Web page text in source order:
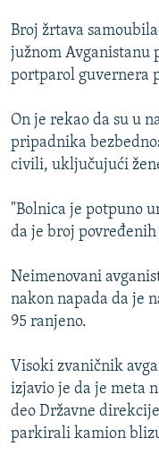
TV LIBERTY
POST SCRIPTUM
MOJA EVROPA
TRI DECENIJE OD RATA U
SVE KARTE DEJTONA
NASTANAK I RASPAD
Sve RFE/RL
Broj žrtava
južnom Avganistanu
portparol guvernera
On je rekao da su u
pripadnika
civili, uključujući
"Bolnica je potpuno
da je broj povređenih
Neimenovani
nakon napada da je
95 ranjeno.
Visoki zvaničnik
izjavio je da je meta
deo Državne
parkirali kamion